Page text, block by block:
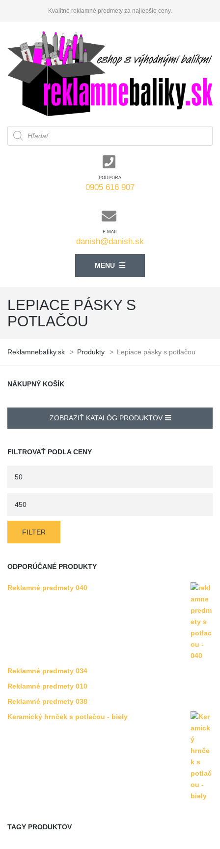
Kvalitné reklamné predmety za najlepšie ceny.
Products
search
PODPORA
0905 616 907
E-MAIL
danish@danish.sk
MENU
LEPIACE PÁSKY S
POTLAČOU
Reklamnebaliky.sk > Produkty > Lepiace pásky s potlačou
NÁKUPNÝ KOŠÍK
ZOBRAZIŤ KATALÓG PRODUKTOV
FILTROVAŤ PODLA CENY
FILTER
ODPORÚČANÉ PRODUKTY
Reklamné predmety 040
Reklamné predmety 034
Reklamné predmety 010
Reklamné predmety 038
Keramický hrnček s potlačou - biely
TAGY PRODUKTOV